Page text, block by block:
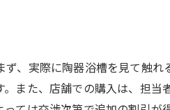
、実際に陶器浴槽を見て触
また、店舗での購入は、担当